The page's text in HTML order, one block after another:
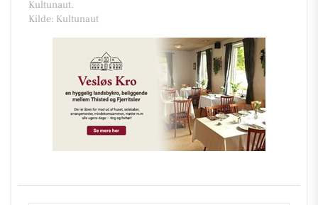
Kultunaut.
Kilde: Kultunaut